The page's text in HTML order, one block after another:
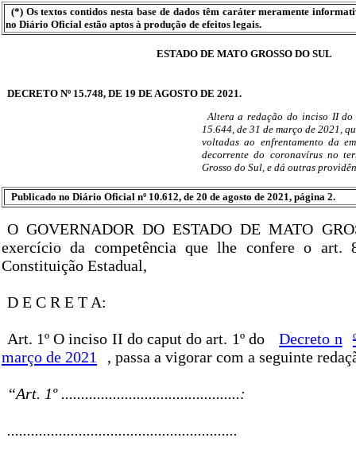
(*) Os textos contidos nesta base de dados têm caráter meramente
no Diário Oficial estão aptos à produção de efeitos legais.
ESTADO DE MATO GROSSO DO SUL
DECRETO Nº 15.748, DE 19 DE AGOSTO DE 2021.
Altera a redação do inciso II do
15.644, de 31 de março de 2021,
voltadas ao enfrentamento da
decorrente do coronavírus no
Grosso do Sul, e dá outras
Publicado no Diário Oficial nº 10.612, de 20 de agosto de 2021, página 2.
O GOVERNADOR DO ESTADO DE MATO
exercício da competência que lhe confere o
Constituição Estadual,
D E C R E T A:
Art. 1º O inciso II do caput do art. 1º do Decreto n
março de 2021
, passa a vigorar com a seguinte
“Art. 1º .............................................:
..........................................................